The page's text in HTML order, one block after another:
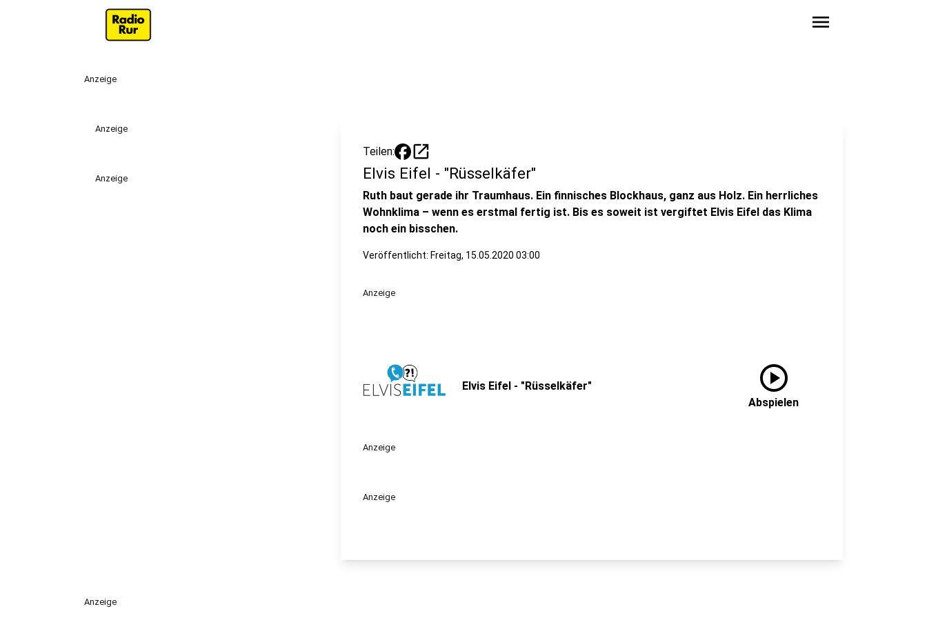
menu
Anzeige
Anzeige
Anzeige
Teilen: open_in_new
Elvis Eifel - "Rüsselkäfer"
Ruth baut gerade ihr Traumhaus. Ein finnisches Blockhaus, ganz aus Holz. Ein herrliches
Wohnklima – wenn es erstmal fertig ist. Bis es soweit ist vergiftet Elvis Eifel das Klima
noch ein bisschen.
Veröffentlicht: Freitag, 15.05.2020 03:00
Anzeige
Elvis Eifel - "Rüsselkäfer" play_circle
Abspielen
Anzeige
Anzeige
Anzeige